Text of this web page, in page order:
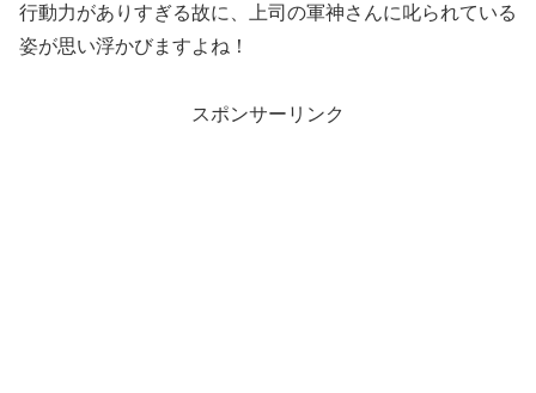
行動力がありすぎる故に、上司の軍神さんに叱られている
姿が思い浮かびますよね！
スポンサーリンク